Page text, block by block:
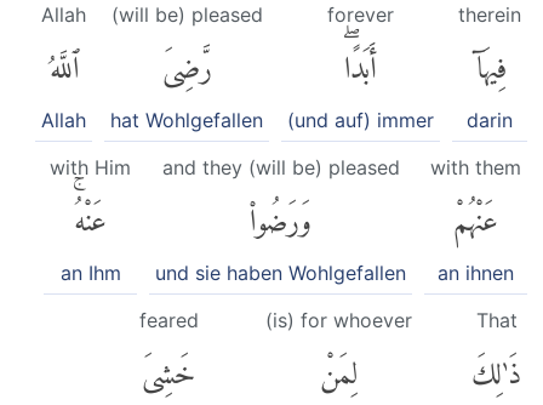
therein
فِيهَآ
darin
forever
أَبَدًاۖ
(und auf) immer
(will be) pleased
رَّضِىَ
hat Wohlgefallen
Allah
ٱللَّهُ
Allah
with them
عَنْهُمْ
an ihnen
and they (will be) pleased
وَرَضُوا۟
und sie haben Wohlgefallen
with Him
عَنْهُۚ
an Ihm
That
ذَٰلِكَ
(is) for whoever
لِمَنْ
feared
خَشِىَ